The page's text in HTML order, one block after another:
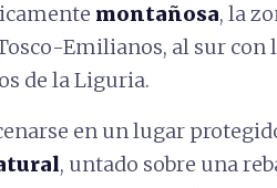
montañosa, la
Emilianos, al sur con
de la Liguria.
en un lugar
, untado sobre una